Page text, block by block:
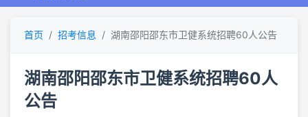
首页 招考信息 湖南邵阳邵东市卫健系统招聘60人公告
湖南邵阳邵东市卫健系统招聘60人
公告